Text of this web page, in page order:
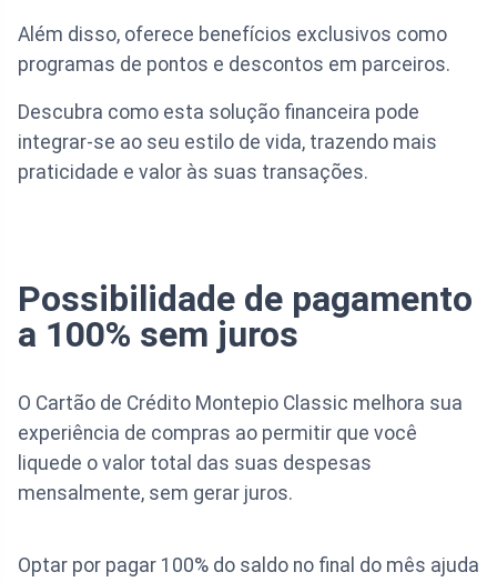
Além disso, oferece benefícios exclusivos como
programas de pontos e descontos em parceiros.
Descubra como esta solução financeira pode
integrar-se ao seu estilo de vida, trazendo mais
praticidade e valor às suas transações.
Possibilidade de pagamento
a 100% sem juros
O Cartão de Crédito Montepio Classic melhora sua
experiência de compras ao permitir que você
liquede o valor total das suas despesas
mensalmente, sem gerar juros.
Optar por pagar 100% do saldo no final do mês ajuda